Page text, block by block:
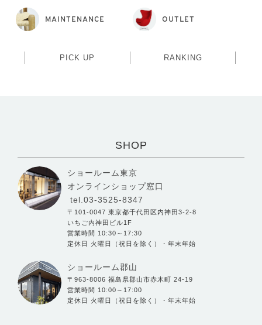
MAINTENANCE OUTLET
PICK UP RANKING
SHOP
ショールーム東京
オンラインショップ窓口
tel.03-3525-8347
〒101-0047 東京都千代田区内神田3-2-8
いちご内神田ビル1F
営業時間 10:30～17:30
定休日 火曜日（祝日を除く）・年末年始
ショールーム郡山
〒963-8006 福島県郡山市赤木町 24-19
営業時間 10:00～17:00
定休日 火曜日（祝日を除く）・年末年始